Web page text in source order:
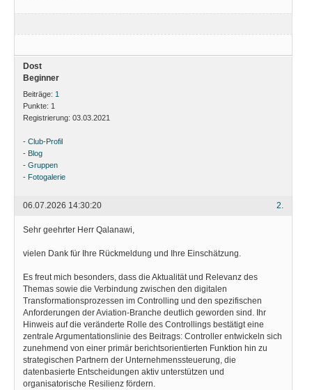
Dost
Beginner
Beiträge: 1
Punkte: 1
Registrierung: 03.03.2021
- Club-Profil
- Blog
- Gruppen
- Fotogalerie
2.
06.07.2026 14:30:20
Sehr geehrter Herr Qalanawi,
vielen Dank für Ihre Rückmeldung und Ihre Einschätzung.
Es freut mich besonders, dass die Aktualität und Relevanz des
Themas sowie die Verbindung zwischen den digitalen
Transformationsprozessen im Controlling und den spezifischen
Anforderungen der Aviation-Branche deutlich geworden sind. Ihr
Hinweis auf die veränderte Rolle des Controllings bestätigt eine
zentrale Argumentationslinie des Beitrags: Controller entwickeln sich
zunehmend von einer primär berichtsorientierten Funktion hin zu
strategischen Partnern der Unternehmenssteuerung, die
datenbasierte Entscheidungen aktiv unterstützen und
organisatorische Resilienz fördern.